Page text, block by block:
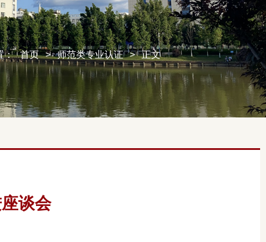
： 首页 > 师范类专业认证 > 正文
谈会